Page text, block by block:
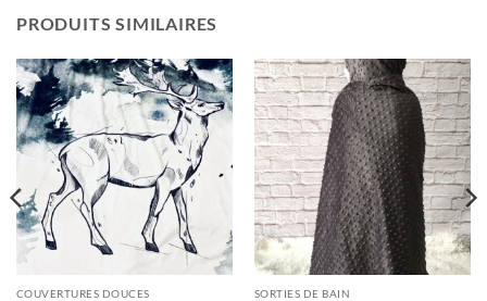
PRODUITS SIMILAIRES
COUVERTURES DOUCES SORTIES DE BAIN